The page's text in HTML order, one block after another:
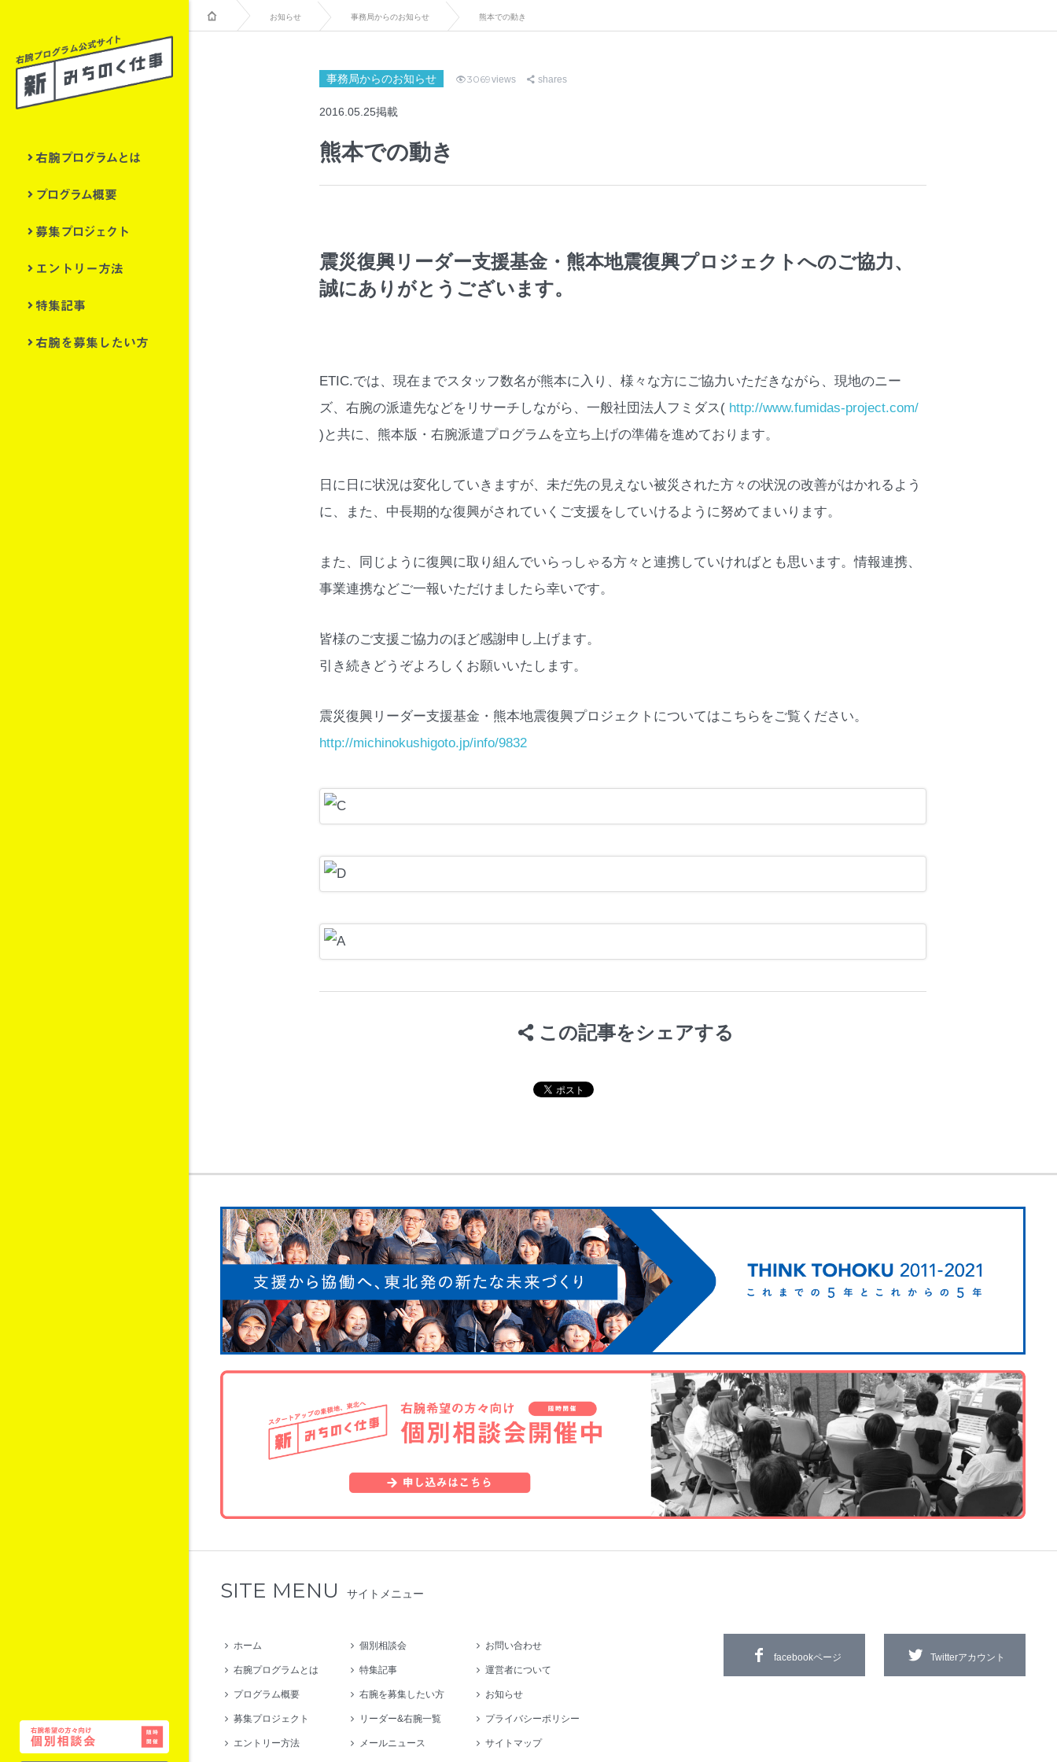
お知らせ 事務局からのお知らせ 熊本での動き
事務局からのお知らせ 3069views shares
2016.05.25掲載
熊本での動き
震災復興リーダー支援基金・熊本地震復興プロジェクトへのご協力、
誠にありがとうございます。
ETIC.では、現在までスタッフ数名が熊本に入り、様々な方にご協力いただきながら、現地のニー
ズ、右腕の派遣先などをリサーチしながら、一般社団法人フミダス( http://www.fumidas-project.com/
)と共に、熊本版・右腕派遣プログラムを立ち上げの準備を進めております。
日に日に状況は変化していきますが、未だ先の見えない被災された方々の状況の改善がはかれるよう
に、また、中長期的な復興がされていくご支援をしていけるように努めてまいります。
また、同じように復興に取り組んでいらっしゃる方々と連携していければとも思います。情報連携、
事業連携などご一報いただけましたら幸いです。
皆様のご支援ご協力のほど感謝申し上げます。
引き続きどうぞよろしくお願いいたします。
震災復興リーダー支援基金・熊本地震復興プロジェクトについてはこちらをご覧ください。
http://michinokushigoto.jp/info/9832
この記事をシェアする
SITE MENU サイトメニュー
ホーム
右腕プログラムとは
プログラム概要
募集プロジェクト
エントリー方法
個別相談会
特集記事
右腕を募集したい方
リーダー&右腕一覧
メールニュース
お問い合わせ
運営者について
お知らせ
プライバシーポリシー
サイトマップ
facebookページ Twitterアカウント